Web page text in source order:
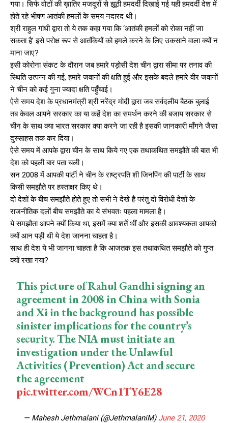
गया। सिर्फ वोटों की ख़ातिर मजदूरों से झूठी हमदर्दी दिखाई गई यही हमदर्दी देश में
होते रहे भीषण आतंकी हमलों के समय नदारद थी।
श्री राहुल गांधी द्वारा तो ये तक कहा गया कि ‘आतंकी हमलों को रोका नहीं जा
सकता है’ इसे परोक्ष रूप से आतंकियों को हमले करने के लिए उकसाने वाला क्यों न
माना जाए?
इसी कोरोना संकट के दौरान जब हमारे पड़ोसी देश चीन द्वारा सीमा पर तनाव की
स्थिति उत्पन्न की गई, हमारे जवानों की क्षति हुई और इसके बदले हमारे वीर जवानों
ने चीन को कई गुना ज्यादा क्षति पहुँचाई।
ऐसे समय देश के प्रधानमंत्री श्री नरेंद्र मोदी द्वारा जब सर्वदलीय बैठक बुलाई
तब केवल आपने सरकार का या कहें देश का समर्थन करने की बजाय सरकार से
चीन के साथ क्या भारत सरकार क्या करने जा रही है इसकी जानकारी माँगने जैसा
दुस्साहस तक कर दिया।
ऐसे समय में आपके द्वारा चीन के साथ किये गए एक तथाकथित समझौते की बात भी
देश को पहली बार पता चली।
सन 2008 में आपकी पार्टी ने चीन के राष्ट्रपति शी जिनपिंग की पार्टी के साथ
किसी समझौते पर हस्ताक्षर किए थे।
दो देशों के बीच समझौते होते हुए तो सभी ने देखे है परंतु दो विरोधी देशों के
राजनीतिक दलों बीच समझौते का ये संभवतः पहला मामला है।
ये समझौता आपने क्यों किया था, इसमें क्या शर्तें थीं और इसकी आवश्यकता आपको
क्यों आन पड़ी थी ये देश जानना चाहता है।
साथ ही देश ये भी जानना चाहता है कि आजतक इस तथाकथित समझौते को गुप्त
क्यों रखा गया?
This picture of Rahul Gandhi signing an
agreement in 2008 in China with Sonia
and Xi in the background has possible
sinister implications for the country’s
security. The NIA must initiate an
investigation under the Unlawful
Activities ( Prevention) Act and secure
the agreement
pic.twitter.com/WCn1TY6E28
— Mahesh Jethmalani (@JethmalaniM) June 21, 2020